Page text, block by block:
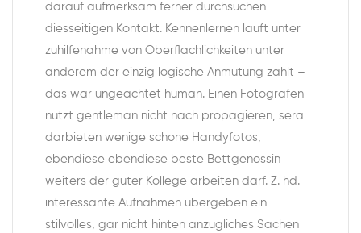
darauf aufmerksam ferner durchsuchen
diesseitigen Kontakt. Kennenlernen lauft unter
zuhilfenahme von Oberflachlichkeiten unter
anderem der einzig logische Anmutung zahlt –
das war ungeachtet human. Einen Fotografen
nutzt gentleman nicht nach propagieren, sera
darbieten wenige schone Handyfotos,
ebendiese ebendiese beste Bettgenossin
weiters der guter Kollege arbeiten darf. Z. hd.
interessante Aufnahmen ubergeben ein
stilvolles, gar nicht hinten anzugliches Sachen